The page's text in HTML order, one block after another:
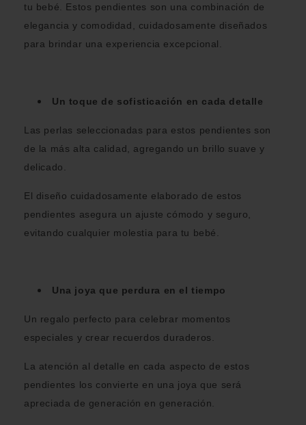
tu bebé. Estos pendientes son una combinación de
elegancia y comodidad, cuidadosamente diseñados
para brindar una experiencia excepcional.
Un toque de sofisticación en cada detalle
Las perlas seleccionadas para estos pendientes son
de la más alta calidad, agregando un brillo suave y
delicado.
El diseño cuidadosamente elaborado de estos
pendientes asegura un ajuste cómodo y seguro,
evitando cualquier molestia para tu bebé.
Una joya que perdura en el tiempo
Un regalo perfecto para celebrar momentos
especiales y crear recuerdos duraderos.
La atención al detalle en cada aspecto de estos
pendientes los convierte en una joya que será
apreciada de generación en generación.